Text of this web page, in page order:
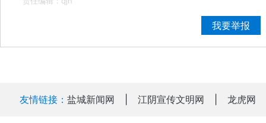
我要举报
友情链接： 盐城新闻网 江阴宣传文明网 龙虎网